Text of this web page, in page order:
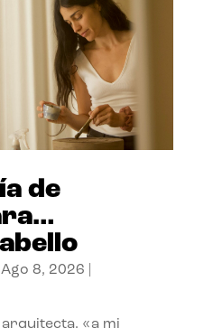
de
Ago 8, 2026
«a mi